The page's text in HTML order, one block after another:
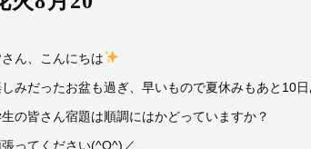
さん、こんにちは
みだったお盆も過ぎ、早いもので夏休みもあと10
の皆さん宿題は順調にはかどっていますか？
ってください(^O^)／